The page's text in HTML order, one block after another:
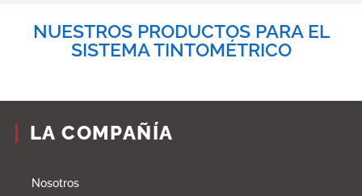
NUESTROS PRODUCTOS PARA EL
SISTEMA TINTOMÉTRICO
LA COMPAÑÍA
Nosotros